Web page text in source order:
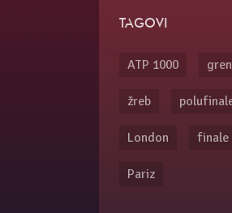
TAGOVI
ATP 1000
žreb
London finale
Pariz